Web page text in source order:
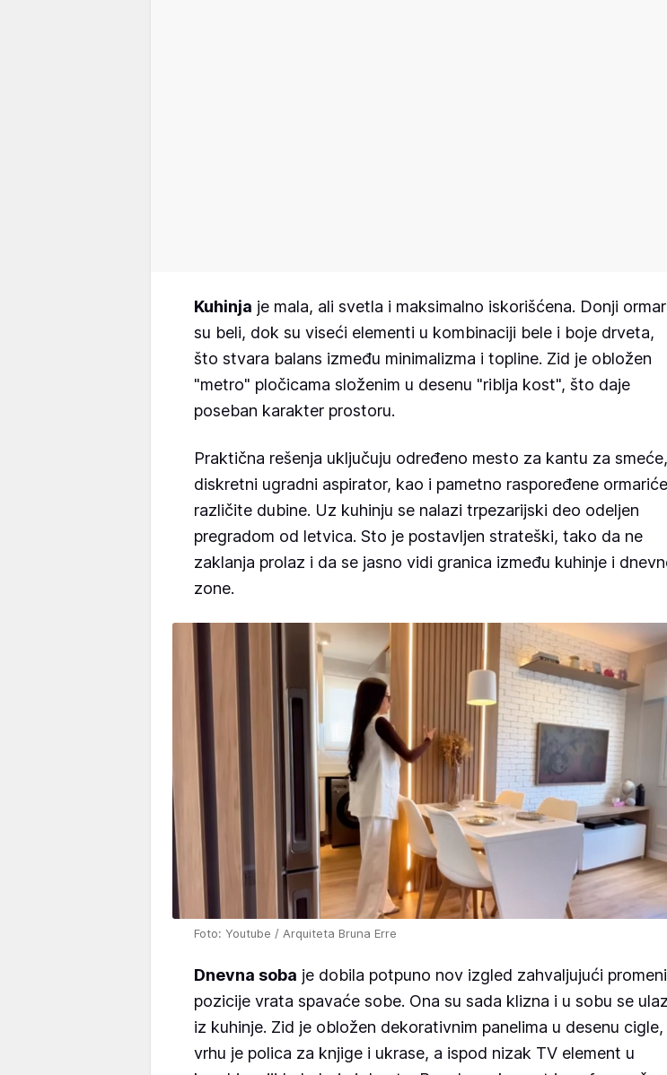
Kuhinja je mala, ali svetla i maksimalno iskorišćena. Donji
su beli, dok su viseći elementi u kombinaciji bele i boje drveta,
što stvara balans između minimalizma i topline. Zid je obložen
"metro" pločicama složenim u desenu "riblja kost", što daje
poseban karakter prostoru.
Praktična rešenja uključuju određeno mesto za kantu za smeće,
diskretni ugradni aspirator, kao i pametno raspoređene ormariće
različite dubine. Uz kuhinju se nalazi trpezarijski deo odeljen
pregradom od letvica. Sto je postavljen strateški, tako da ne
zaklanja prolaz i da se jasno vidi granica između kuhinje i
zone.
Foto: Youtube / Arquiteta Bruna Erre
Dnevna soba je dobila potpuno nov izgled zahvaljujući promeni
pozicije vrata spavaće sobe. Ona su sada klizna i u sobu se
iz kuhinje. Zid je obložen dekorativnim panelima u desenu cigle,
vrhu je polica za knjige i ukrase, a ispod nizak TV element u